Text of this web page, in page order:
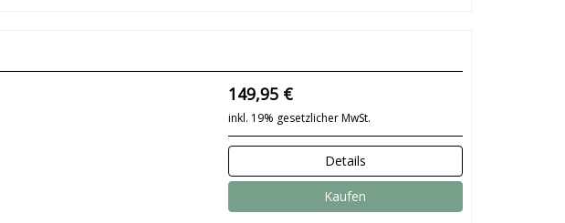
149,95 €
inkl. 19% gesetzlicher MwSt.
Details
Kaufen